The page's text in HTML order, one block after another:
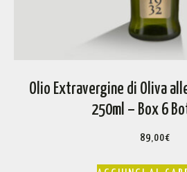
Olio Extravergine di Oliva
250ml – Box 6
89,00€